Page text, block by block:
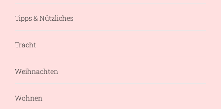
Tipps & Nützliches
Tracht
Weihnachten
Wohnen